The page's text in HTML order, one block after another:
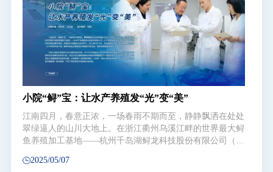
小院“鲟”宝：让水产养殖发“光”变“美”
江南四月，春意正浓，一场春雨不期而至，静静飘洒在处处
翠绿逼人的山川大地上。在浙江衢州乌溪江畔的世界最大鲟
鱼养殖加工基地——杭州千岛湖鲟龙科技股份有限公司（以
型巨大的鲟鱼在池内游弋。2025年4月16日，和风细雨中，
2025/05/07